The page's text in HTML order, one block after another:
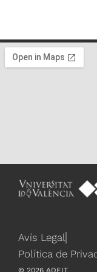
Avís Legal
Política de
© 2026 ADEIT